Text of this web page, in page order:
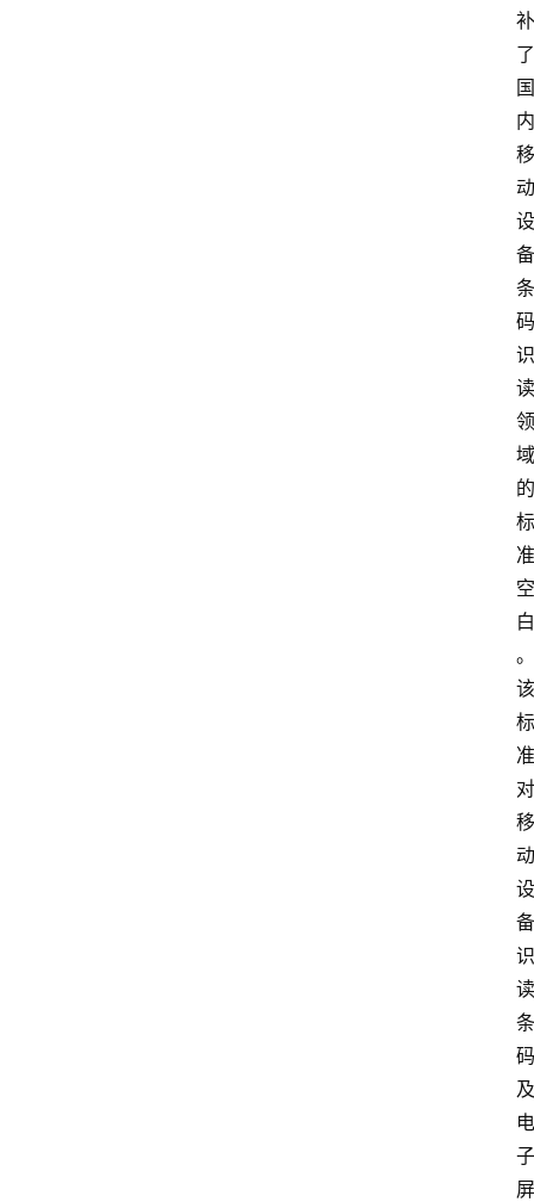
补
了
国
内
移
动
设
备
条
码
识
读
领
域
的
标
准
空
白
。
该
标
准
对
移
动
设
备
识
读
条
码
及
电
子
屏